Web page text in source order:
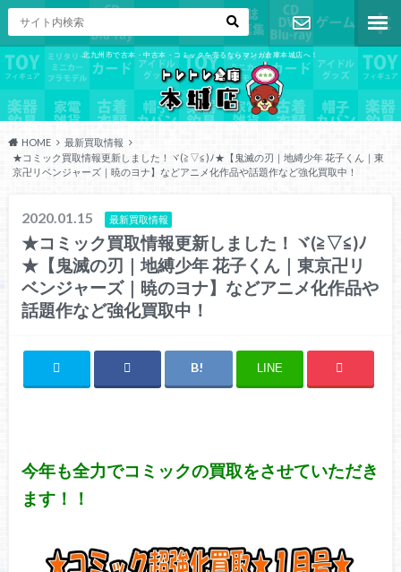
北九州市で古本・中古本・コミックを売るならマンガ倉庫本城店へ！
お問い合わ
せ
HOME
最新買取情報
★コミック買取情報更新しました！ヾ(≧▽≦)ﾉ★【鬼滅の刃｜地縛少年 花子くん｜東
京卍リベンジャーズ｜暁のヨナ】などアニメ化作品や話題作など強化買取中！
2020.01.15 最新買取情報
★コミック買取情報更新しました！ヾ(≧▽≦)ﾉ
★【鬼滅の刃｜地縛少年 花子くん｜東京卍リ
ベンジャーズ｜暁のヨナ】などアニメ化作品や
話題作など強化買取中！
LINE
今年も全力でコミックの買取をさせていただき
ます！！